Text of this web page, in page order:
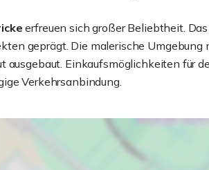
erfreuen sich großer Beliebtheit.
geprägt. Die malerische
ausgebaut. Einkaufsmöglichkeiten für
Verkehrsanbindung.